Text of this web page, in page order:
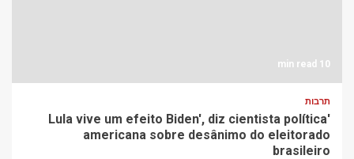
10 min read
תרבות
'Lula vive um efeito Biden', diz cientista política
americana sobre desânimo do eleitorado
brasileiro